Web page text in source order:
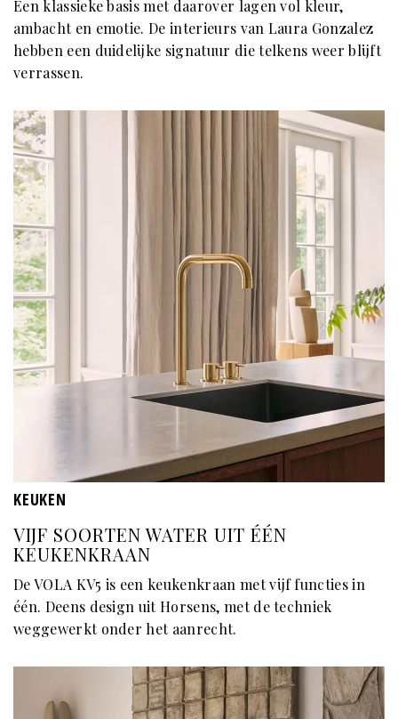
Een klassieke basis met daarover lagen vol kleur,
ambacht en emotie. De interieurs van Laura Gonzalez
hebben een duidelijke signatuur die telkens weer blijft
verrassen.
KEUKEN
VIJF SOORTEN WATER UIT ÉÉN
KEUKENKRAAN
De VOLA KV5 is een keukenkraan met vijf functies in
één. Deens design uit Horsens, met de techniek
weggewerkt onder het aanrecht.